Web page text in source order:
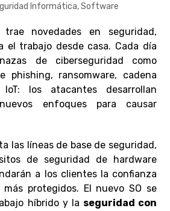
Informática,Software
novedades en seguridad,
el trabajo desde casa. Cada día
de ciberseguridad como
phishing, ransomware, cadena
los atacantes desarrollan
enfoques para causar
las líneas de base de seguridad,
de seguridad de hardware
a los clientes la confianza
protegidos. El nuevo SO se
híbrido y la seguridad con